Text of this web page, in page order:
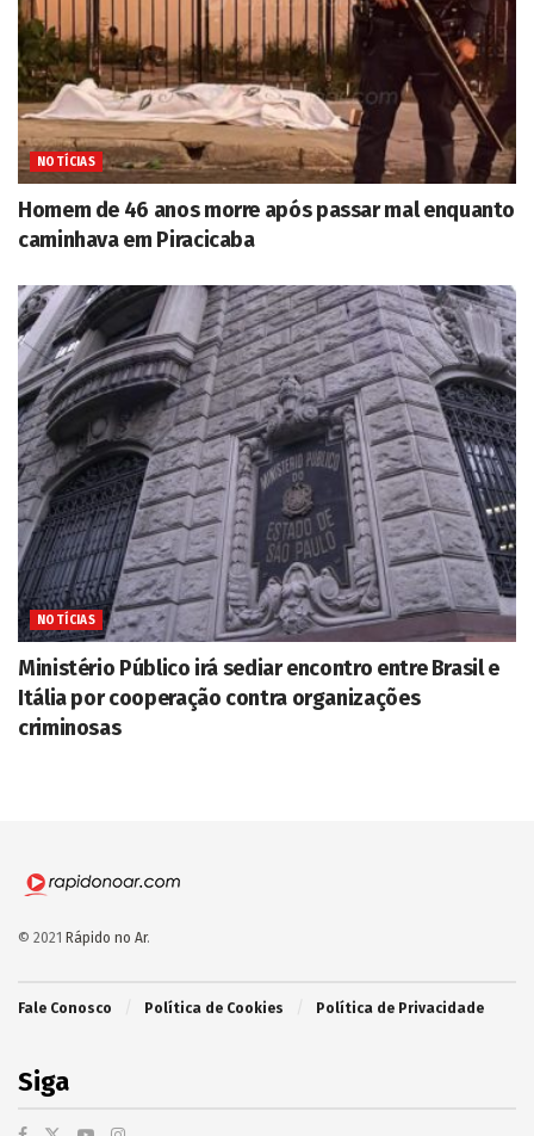
NOTÍCIAS
Homem de 46 anos morre após passar mal enquanto
caminhava em Piracicaba
NOTÍCIAS
Ministério Público irá sediar encontro entre Brasil e
Itália por cooperação contra organizações
criminosas
© 2021 Rápido no Ar.
Fale Conosco Política de Cookies Política de Privacidade
Siga